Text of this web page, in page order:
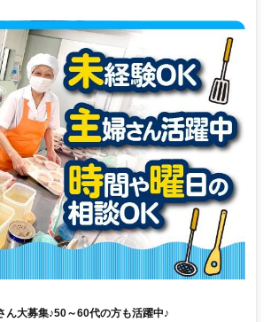
ん大募集♪50～60代の方も活躍中♪